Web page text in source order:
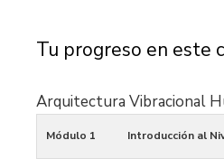
Tu progreso en este
Arquitectura Vibracional
Módulo 1 Introducción al